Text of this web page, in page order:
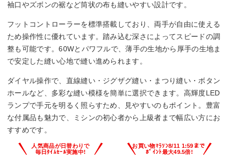
袖口やズボンの裾など筒状の布も縫いやすい設計です。
フットコントローラーを標準搭載しており、両手が自由に使える
ため操作性に優れています。踏み込む深さによってスピードの調
整も可能です。60Wとパワフルで、薄手の生地から厚手の生地ま
で安定した縫い心地で縫い進められます。
ダイヤル操作で、直線縫い・ジグザグ縫い・まつり縫い・ボタン
ホールなど、多彩な縫い模様を簡単に選択できます。高輝度LED
ランプで手元を明るく照らすため、見やすいのもポイント。豊富
な付属品も魅力で、ミシンの初心者から上級者まで幅広い方にお
すすめです。